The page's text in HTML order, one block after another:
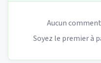
Aucun
Soyez le premier à